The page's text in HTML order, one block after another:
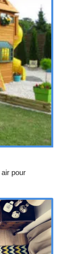
pour